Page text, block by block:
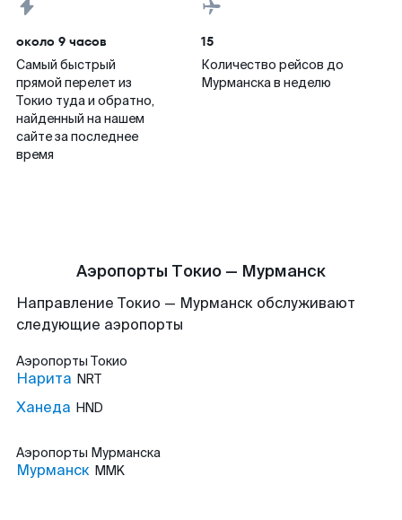
около 9 часов
Самый быстрый
прямой перелет из
Токио туда и обратно,
найденный на нашем
сайте за последнее
время
15
Количество рейсов до
Мурманска в неделю
Аэропорты Токио — Мурманск
Направление Токио — Мурманск обслуживают
следующие аэропорты
Аэропорты Токио
Нарита NRT
Ханеда HND
Аэропорты Мурманска
Мурманск MMK